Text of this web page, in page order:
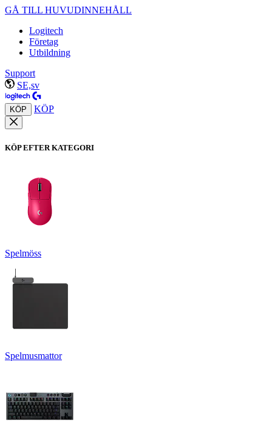
GÅ TILL HUVUDINNEHÅLL
Logitech
Företag
Utbildning
Support
SE,sv
KÖP KÖP
KÖP EFTER KATEGORI
Spelmöss
Spelmusmattor